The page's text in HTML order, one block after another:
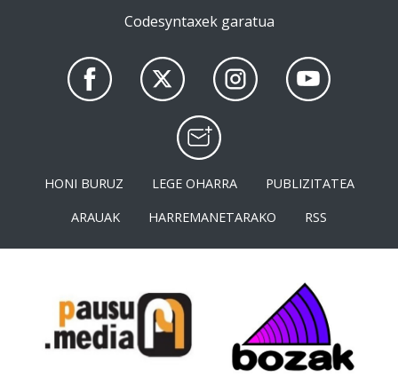
Codesyntaxek garatua
HONI BURUZ LEGE OHARRA
PUBLIZITATEA
ARAUAK
HARREMANETARAKO RSS